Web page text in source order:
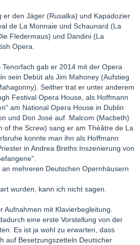
er den Jäger (Rusalka) und Kapadozier
de La Monnaie und Schaunard (La
Fledermaus) und Dandini (La
Opera.
gab er 2014 mit der Opera
sein Debüt als Jim Mahoney (Aufstieg
Seither trat er unter anderem
Festival Opera House, als Hoffmann
am National Opera House in Dublin
und Don José auf. Malcom (Macbeth)
of the Screw) sang er am Théâtre de La
konnte man ihn als Hoffmann
in Andrea Breths Inszenierung von
mehreren Deutschen Opernhäusern
wurden, kann ich nicht sagen.
Aufnahmen mit Klavierbegleitung.
eine erste Vorstellung von der
Es ist ja wohl zu erwarten, dass
auf Besetzungszetteln Deutscher